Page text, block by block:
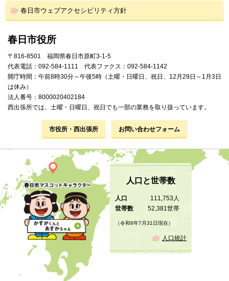
春日市ウェブアクセシビリティ方針
春日市役所
〒816-8501 福岡県春日市原町3-1-5
代表電話：092-584-1111 代表ファクス：092-584-1142
開庁時間：午前8時30分～午後5時（土曜・日曜日、祝日、12月29日～1月3日
は休み）
法人番号：8000020402184
西出張所では、土曜・日曜日、祝日でも一部の業務を取り扱っています。
市役所・西出張所 お問い合わせフォーム
人口と世帯数
人口
111,753人
世帯数
52,381世帯
（令和8年7月31日現在）
人口統計